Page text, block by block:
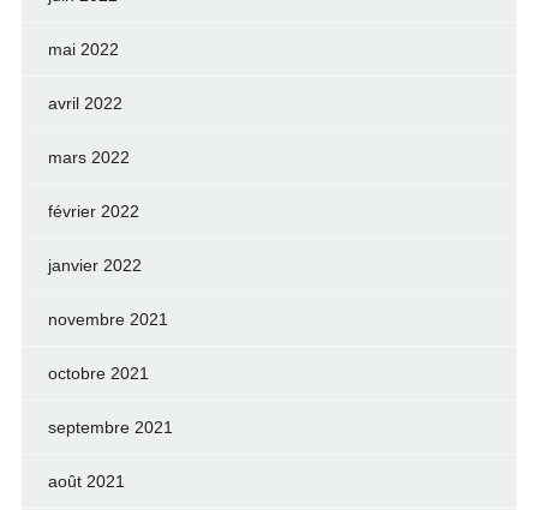
mai 2022
avril 2022
mars 2022
février 2022
janvier 2022
novembre 2021
octobre 2021
septembre 2021
août 2021